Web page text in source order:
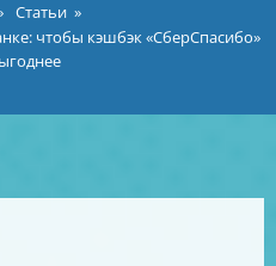
Статьи
чтобы кэшбэк «СберСпасибо»